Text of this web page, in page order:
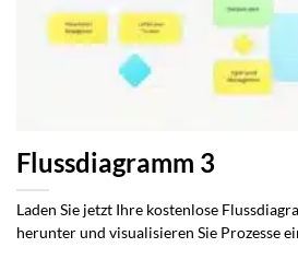
Flussdiagramm 3
Laden Sie jetzt Ihre kostenlose
herunter und visualisieren Sie Prozesse